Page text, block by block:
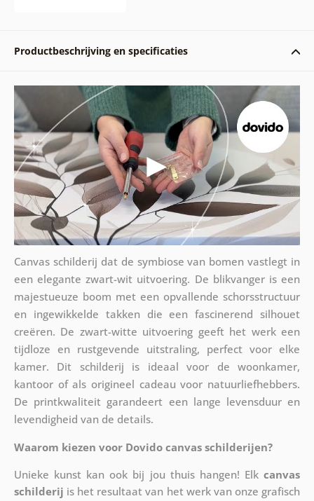
Productbeschrijving en specificaties
Canvas schilderij dat de symbiose van bomen vastlegt in
een elegante zwart-wit uitvoering. De blikvanger is een
majestueuze boom met een opvallende schorsstructuur
en ingewikkelde takken die een fascinerend silhouet
creëren. De zwart-witte uitvoering geeft het werk een
tijdloze en rustgevende uitstraling, perfect voor elke
kamer. Dit schilderij is ideaal voor de woonkamer,
kantoor of als origineel cadeau voor natuurliefhebbers.
De printkwaliteit garandeert een lange levensduur en
levendigheid van de details.
Waarom kiezen voor Dovido canvas schilderijen?
Unieke kunst kan ook bij jou thuis hangen! Elkcanvas
schilderij is het resultaat van het werk van onze grafisch